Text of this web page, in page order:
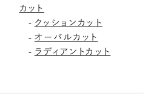
カット
- クッションカット
- オーバルカット
- ラディアントカット